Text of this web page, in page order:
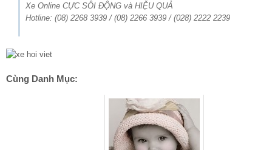
Xe Online CỰC SÔI ĐỘNG và HIỆU QUẢ
Hotline: (08) 2268 3939 / (08) 2266 3939 / (028) 2222 2239
Cùng Danh Mục: